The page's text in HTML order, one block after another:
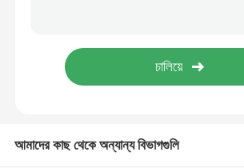
আমাদের কাছ থেকে অন্যান্য বিভাগগুলি